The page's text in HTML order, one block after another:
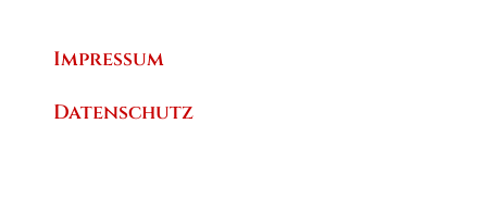
Impressum
Datenschutz